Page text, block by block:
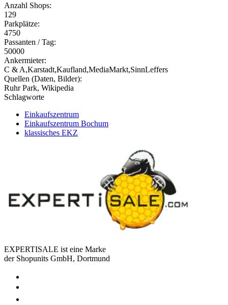
Anzahl Shops:
129
Parkplätze:
4750
Passanten / Tag:
50000
Ankermieter:
C & A,Karstadt,Kaufland,MediaMarkt,SinnLeffers
Quellen (Daten, Bilder):
Ruhr Park, Wikipedia
Schlagworte
Einkaufszentrum
Einkaufszentrum Bochum
klassisches EKZ
EXPERTISALE ist eine Marke
der Shopunits GmbH, Dortmund